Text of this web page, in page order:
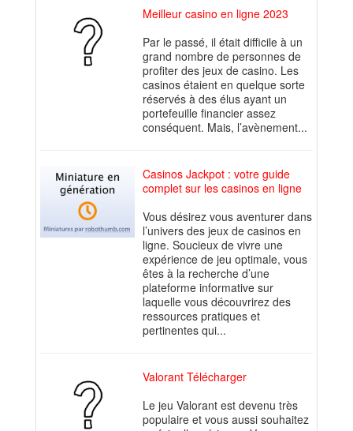
Meilleur casino en ligne 2023
Par le passé, il était difficile à un
grand nombre de personnes de
profiter des jeux de casino. Les
casinos étaient en quelque sorte
réservés à des élus ayant un
portefeuille financier assez
conséquent. Mais, l’avènement...
Casinos Jackpot : votre guide
complet sur les casinos en ligne
Vous désirez vous aventurer dans
l’univers des jeux de casinos en
ligne. Soucieux de vivre une
expérience de jeu optimale, vous
êtes à la recherche d’une
plateforme informative sur
laquelle vous découvrirez des
ressources pratiques et
pertinentes qui...
Valorant Télécharger
Le jeu Valorant est devenu très
populaire et vous aussi souhaitez